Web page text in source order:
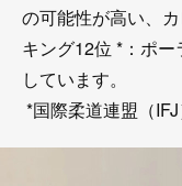
の可能性が高い、
キング12位 *：ポ
しています。
*国際柔道連盟（